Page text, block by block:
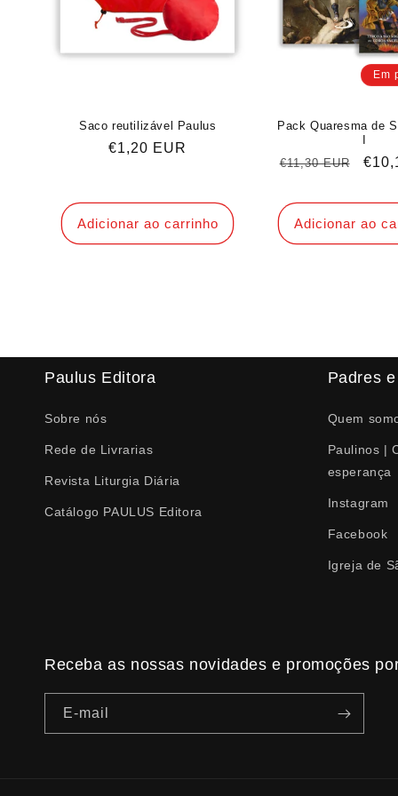
Saco reutilizável Paulus
Preço
€1,20 EUR
Adicionar ao carrinho
Em
Pack Quaresma de
Preço
€11,30 EUR
Adicionar ao
Paulus Editora
Sobre nós
Rede de Livrarias
Revista Liturgia Diária
Catálogo PAULUS Editora
Padres
Quem
Paulinos |
esperança
Instagram
Facebook
Igreja de
Receba as nossas novidades e promoções
E-mail